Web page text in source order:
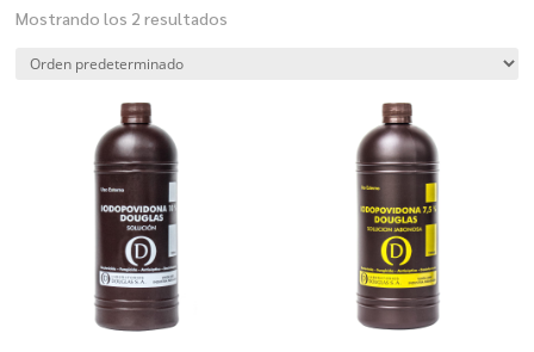
Mostrando los 2 resultados